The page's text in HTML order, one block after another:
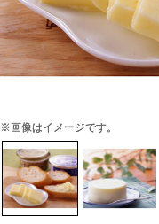
※画像はイメージです。